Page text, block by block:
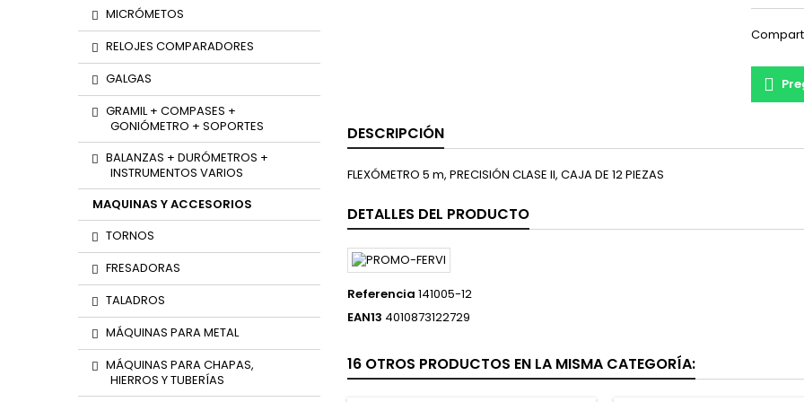
MICRÓMETOS
RELOJES COMPARADORES
GALGAS
GRAMIL + COMPASES +
GONIÓMETRO + SOPORTES
BALANZAS + DURÓMETROS +
INSTRUMENTOS VARIOS
MAQUINAS Y ACCESORIOS
TORNOS
FRESADORAS
TALADROS
MÁQUINAS PARA METAL
MÁQUINAS PARA CHAPAS,
HIERROS Y TUBERÍAS
DESCRIPCIÓN
FLEXÓMETRO 5 m, PRECISIÓN CLASE II, CAJA DE 12 PIEZAS
DETALLES DEL PRODUCTO
Referencia 141005-12
EAN13 4010873122729
16 OTROS PRODUCTOS EN LA MISMA CATEGORÍA: